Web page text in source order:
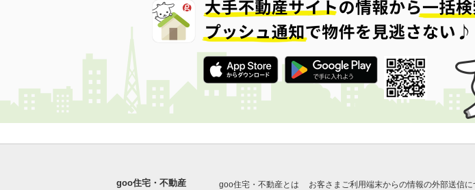
goo住宅・不動産 goo住宅・不動産とは お客さまご利用端末からの情報の外部送信に